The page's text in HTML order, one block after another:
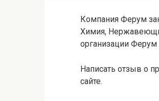
Компания Ферум
Химия,
организации
Написать отзыв о
сайте.